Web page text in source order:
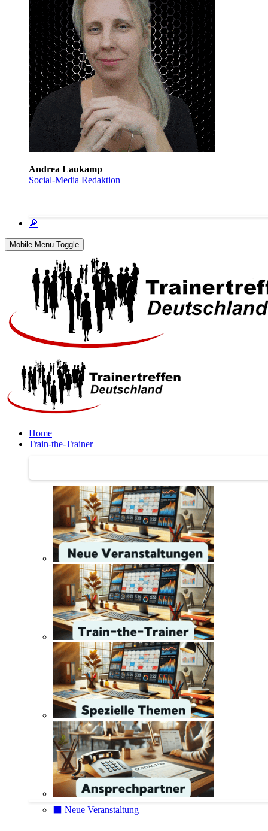
Andrea Laukamp
Social-Media Redaktion
🔎
Mobile Menu Toggle
Home
Train-the-Trainer
⬛️ Neue Veranstaltung